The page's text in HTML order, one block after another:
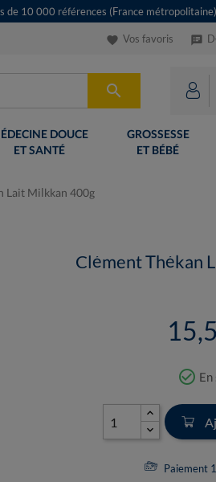
de 10 000 références (France métropolitaine)
favorite Vos favoris speaker_notes

DOUCE
ET SANTÉ
GROSSESSE
ET BÉBÉ
Lait Milkkan 400g
Clément Thékan
check_circle_outline
Paiement